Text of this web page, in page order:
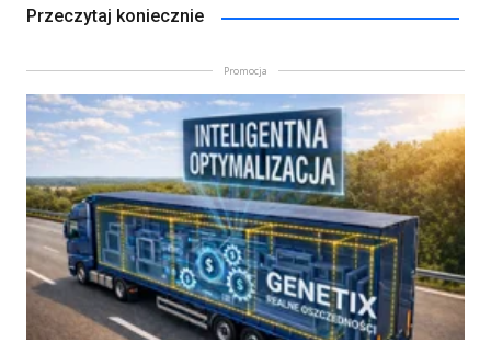
Przeczytaj koniecznie
Promocja